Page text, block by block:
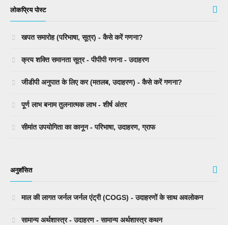
लोकप्रिय पोस्ट
खपत समारोह (परिभाषा, सूत्र) - कैसे करें गणना?
क्रय शक्ति समानता सूत्र - पीपीपी गणना - उदाहरण
जीडीपी अनुपात के लिए कर (मतलब, उदाहरण) - कैसे करें गणना?
पूर्ण लाभ बनाम तुलनात्मक लाभ - शीर्ष अंतर
सीमांत उपयोगिता का कानून - परिभाषा, उदाहरण, ग्राफ
अनुशंसित
माल की लागत जर्नल जर्नल एंट्री (COGS) - उदाहरणों के साथ अवलोकन
सामान्य अर्थशास्त्र - उदाहरण - सामान्य अर्थशास्त्र कथन